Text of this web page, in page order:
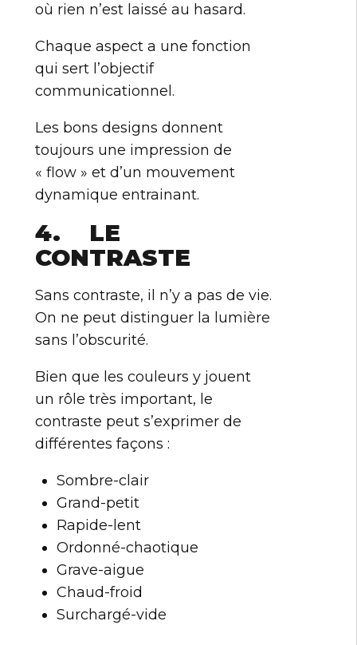
où rien n’est laissé au hasard.
Chaque aspect a une fonction
qui sert l’objectif
communicationnel.
Les bons designs donnent
toujours une impression de
« flow » et d’un mouvement
dynamique entrainant.
4. LE
CONTRASTE
Sans contraste, il n’y a pas de vie.
On ne peut distinguer la lumière
sans l’obscurité.
Bien que les couleurs y jouent
un rôle très important, le
contraste peut s’exprimer de
différentes façons :
Sombre-clair
Grand-petit
Rapide-lent
Ordonné-chaotique
Grave-aigue
Chaud-froid
Surchargé-vide